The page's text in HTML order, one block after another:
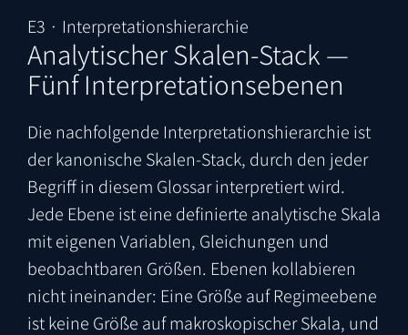
E3 · Interpretationshierarchie
Analytischer Skalen-Stack —
Fünf Interpretationsebenen
Die nachfolgende Interpretationshierarchie ist
der kanonische Skalen-Stack, durch den jeder
Begriff in diesem Glossar interpretiert wird.
Jede Ebene ist eine definierte analytische Skala
mit eigenen Variablen, Gleichungen und
beobachtbaren Größen. Ebenen kollabieren
nicht ineinander: Eine Größe auf Regimeebene
ist keine Größe auf makroskopischer Skala, und